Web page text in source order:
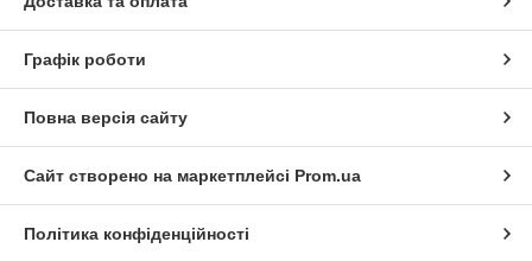
Графік роботи
Повна версія сайту
Сайт створено на маркетплейсі Prom.ua
Політика конфіденційності